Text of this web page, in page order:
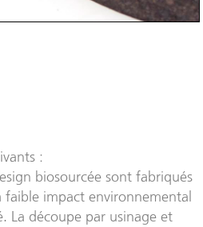
:
biosourcée sont fabriqués
impact environnemental
La découpe par usinage et